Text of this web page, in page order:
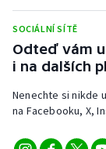
Stolní tenis
Triatlon
SOCIÁLNÍ SÍTĚ
Odteď vám
i na dalších
Nenechte si nikde
na Facebooku, X,